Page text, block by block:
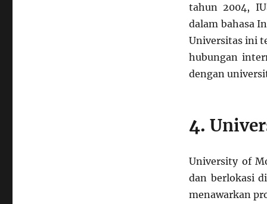
tahun 2004,
dalam bahasa
Universitas ini
hubungan
dengan
4.
University of
dan berlokasi
menawarkan